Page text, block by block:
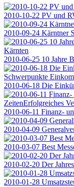
2010-10-22 PV und
2010-09-24 Kärntner
2010-06-25 10 Jahre
2010-06-18 Die
2010-06-11 Finanz-
2010-04-09
2010-03-07 Best
2010-02-20 Der
2010-01-28